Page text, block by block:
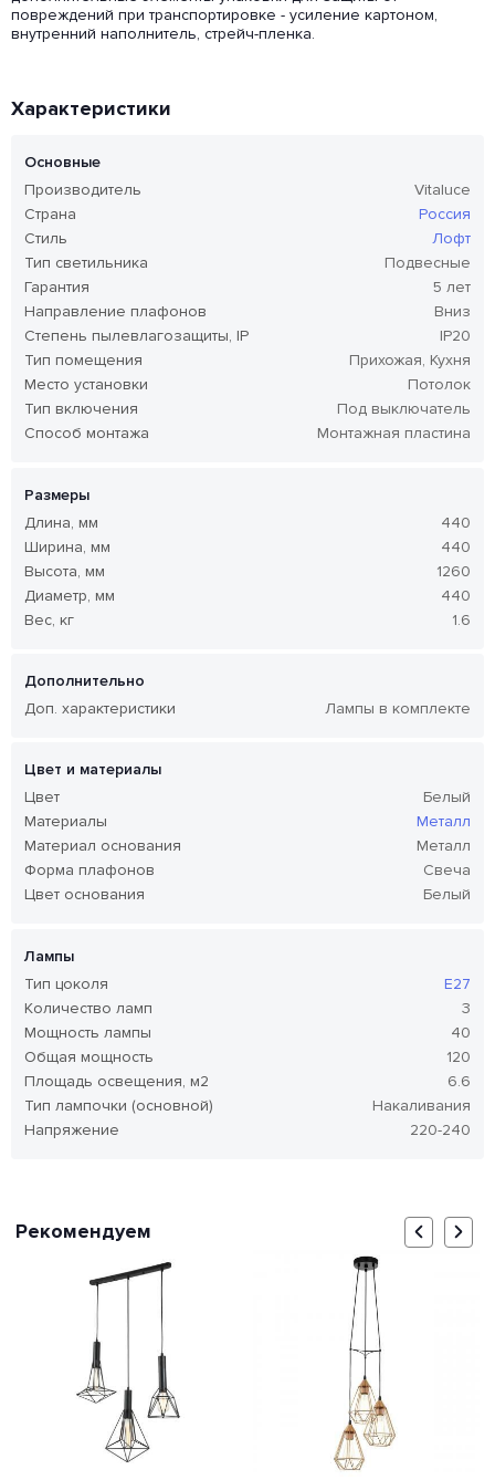
повреждений при транспортировке - усиление картоном,
внутренний наполнитель, стрейч-пленка.
Характеристики
Основные
Производитель
Vitaluce
Страна
Россия
Стиль
Лофт
Тип светильника
Подвесные
Гарантия
5 лет
Направление плафонов
Вниз
Степень пылевлагозащиты, IP
IP20
Тип помещения
Прихожая, Кухня
Место установки
Потолок
Тип включения
Под выключатель
Способ монтажа
Монтажная пластина
Размеры
Длина, мм
440
Ширина, мм
440
Высота, мм
1260
Диаметр, мм
440
Вес, кг
1.6
Дополнительно
Доп. характеристики
Лампы в комплекте
Цвет и материалы
Цвет
Белый
Материалы
Металл
Материал основания
Металл
Форма плафонов
Свеча
Цвет основания
Белый
Лампы
Тип цоколя
E27
Количество ламп
3
Мощность лампы
40
Общая мощность
120
Площадь освещения, м2
6.6
Тип лампочки (основной)
Накаливания
Напряжение
220-240
Рекомендуем